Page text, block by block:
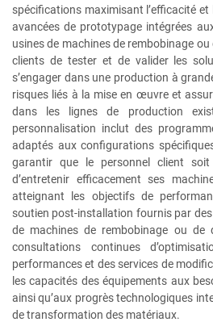
spécifications maximisant l’efficacité
avancées de prototypage intégrées
usines de machines de rembobinage
clients de tester et de valider les
s’engager dans une production à
risques liés à la mise en œuvre et
dans les lignes de production
personnalisation inclut des
adaptés aux configurations
garantir que le personnel client soit
d’entretenir efficacement ses
atteignant les objectifs de
soutien post-installation fournis par des
de machines de rembobinage ou de
consultations continues
performances et des services de
les capacités des équipements aux
ainsi qu’aux progrès technologiques
de transformation des matériaux.